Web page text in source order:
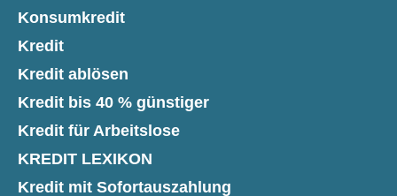
Konsumkredit
Kredit
Kredit ablösen
Kredit bis 40 % günstiger
Kredit für Arbeitslose
KREDIT LEXIKON
Kredit mit Sofortauszahlung